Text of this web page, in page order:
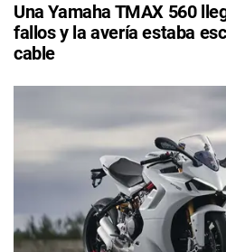
Una Yamaha TMAX 560
fallos y la avería estaba
cable